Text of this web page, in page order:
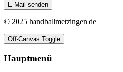
E-Mail senden
© 2025 handballmetzingen.de
Off-Canvas Toggle
Hauptmenü